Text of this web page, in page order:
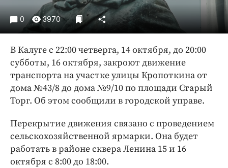
Экономика и бизнес
ПРОЕКТЫ
Блоги
Издания
Медиаперсона
Интересное чтиво
Бренд года
Работодатель года
0 3970
В Калуге с 22:00 четверга, 14 октября, до 20:00
субботы, 16 октября, закроют движение
транспорта на участке улицы Кропоткина от
дома №43/8 до дома №9/10 по площади Старый
Торг. Об этом сообщили в городской управе.
Перекрытие движения связано с проведением
сельскохозяйственной ярмарки. Она будет
работать в районе сквера Ленина 15 и 16
октября с 8:00 до 18:00.